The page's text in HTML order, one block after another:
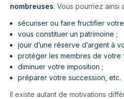
nombreuses. Vous pourriez
sécuriser ou faire fructifier
vous constituer un patrimoine ;
jouir d’une réserve d’argent à
protéger les membres de votre
diminuer votre imposition ;
préparer votre succession, etc.
Il existe autant de motivations